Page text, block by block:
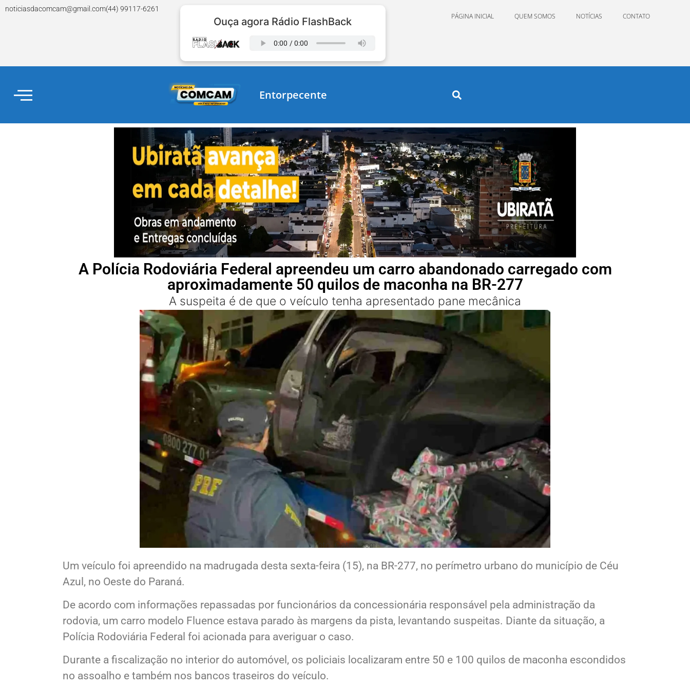
noticiasdacomcam@gmail.com(44) 99117-6261
Ouça agora Rádio FlashBack PÁGINA INICIAL QUEM SOMOS NOTÍCIAS CONTATO
Entorpecente
A Polícia Rodoviária Federal apreendeu um carro abandonado carregado com
aproximadamente 50 quilos de maconha na BR-277
A suspeita é de que o veículo tenha apresentado pane mecânica
Foto: Catve.com
Um veículo foi apreendido na madrugada desta sexta-feira (15), na BR-277, no perímetro urbano do município de Céu
Azul, no Oeste do Paraná.
De acordo com informações repassadas por funcionários da concessionária responsável pela administração da
rodovia, um carro modelo Fluence estava parado às margens da pista, levantando suspeitas. Diante da situação, a
Polícia Rodoviária Federal foi acionada para averiguar o caso.
Durante a fiscalização no interior do automóvel, os policiais localizaram entre 50 e 100 quilos de maconha escondidos
no assoalho e também nos bancos traseiros do veículo.